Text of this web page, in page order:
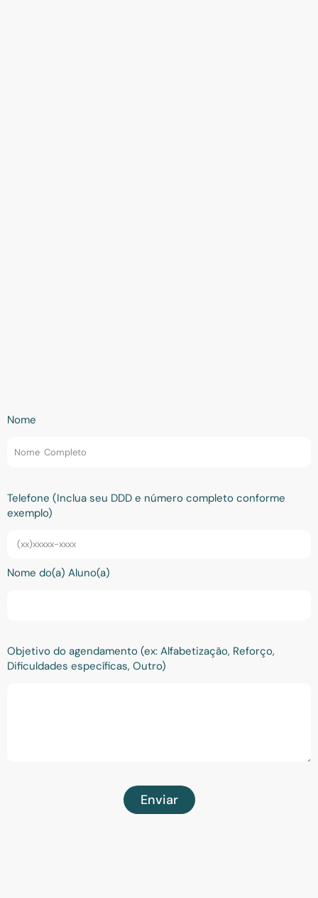
Nome
Telefone (Inclua seu DDD e número completo conforme
exemplo)
Nome do(a) Aluno(a)
Objetivo do agendamento (ex: Alfabetização, Reforço,
Dificuldades específicas, Outro)
Enviar